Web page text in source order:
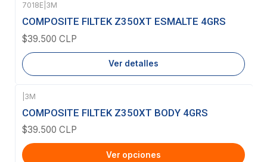
Agotado
7018E 3M
COMPOSITE FILTEK Z350XT ESMALTE 4GRS
$39.500 CLP
Ver detalles
3M
COMPOSITE FILTEK Z350XT BODY 4GRS
$39.500 CLP
Ver opciones